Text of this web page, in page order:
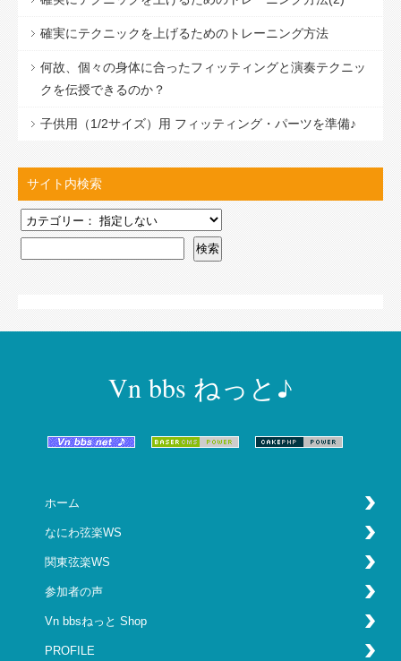
確実にテクニックを上げるためのトレーニング方法
何故、個々の身体に合ったフィッティングと演奏テクニッ
クを伝授できるのか？
子供用（1/2サイズ）用 フィッティング・パーツを準備♪
サイト内検索
Vn bbs ねっと♪
ホーム
なにわ弦楽WS
関東弦楽WS
参加者の声
Vn bbsねっと Shop
PROFILE